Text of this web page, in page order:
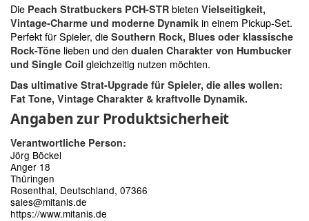
Die Peach Stratbuckers PCH-STR bieten Vielseitigkeit,
Vintage-Charme und moderne Dynamik in einem Pickup-Set.
Perfekt für Spieler, die Southern Rock, Blues oder klassische
Rock-Töne lieben und den dualen Charakter von Humbucker
und Single Coil gleichzeitig nutzen möchten.
Das ultimative Strat-Upgrade für Spieler, die alles wollen:
Fat Tone, Vintage Charakter & kraftvolle Dynamik.
Angaben zur Produktsicherheit
Verantwortliche Person:
Jörg Böckel
Anger 18
Thüringen
Rosenthal, Deutschland, 07366
sales@mitanis.de
https://www.mitanis.de